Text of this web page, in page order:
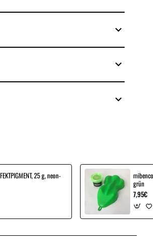
25 g, neon-
grün
7,95€